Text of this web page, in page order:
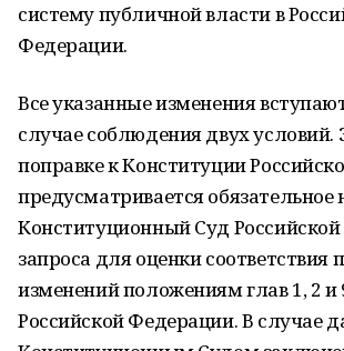
систему публичной власти в
Федерации.
Все указанные изменения
случае соблюдения двух условий.
поправке к Конституции
предусматривается обязательное
Конституционный Суд
запроса для оценки соответствия
изменений положениям глав 1, 2 и
Российской Федерации. В случае